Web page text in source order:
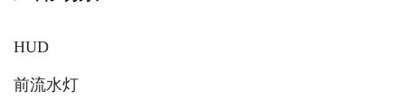
HUD
前流水灯